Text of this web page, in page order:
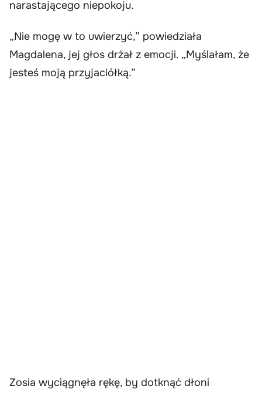
narastającego niepokoju.
„Nie mogę w to uwierzyć,” powiedziała
Magdalena, jej głos drżał z emocji. „Myślałam, że
jesteś moją przyjaciółką.”
Zosia wyciągnęła rękę, by dotknąć dłoni